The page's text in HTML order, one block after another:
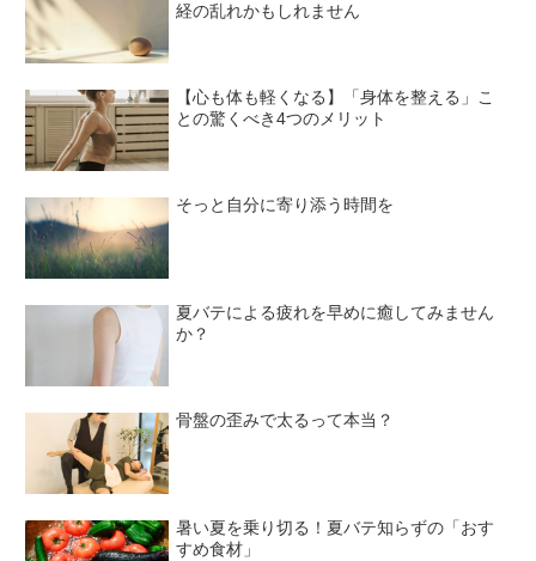
経の乱れかもしれません
【心も体も軽くなる】「身体を整える」こ
との驚くべき4つのメリット
そっと自分に寄り添う時間を
夏バテによる疲れを早めに癒してみません
か？
骨盤の歪みで太るって本当？
暑い夏を乗り切る！夏バテ知らずの「おす
すめ食材」